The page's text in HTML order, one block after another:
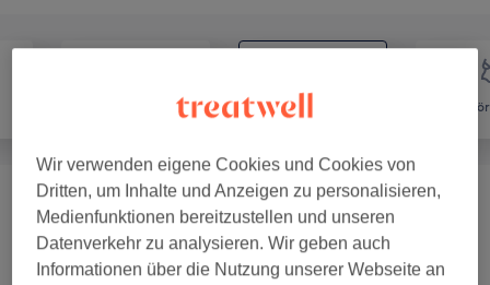
Massage
Ganzkörpermassage (5) ab 80 €
Express Massagen (5) ab 70 €
Wir verwenden eigene Cookies und Cookies von
Dritten, um Inhalte und Anzeigen zu personalisieren,
Medienfunktionen bereitzustellen und unseren
Datenverkehr zu analysieren. Wir geben auch
Informationen über die Nutzung unserer Webseite an